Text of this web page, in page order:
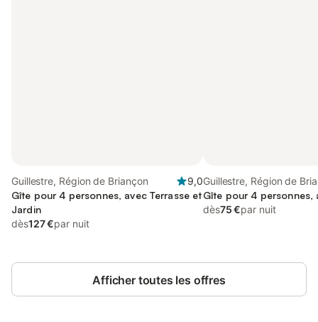
Guillestre, Région de Briançon
9,0
Gîte pour 4 personnes, avec Terrasse et
Jardin
dès127 €par nuit
Guillestre, Région de
Gîte pour 4 personnes,
dès75 €par nuit
Afficher toutes les offres